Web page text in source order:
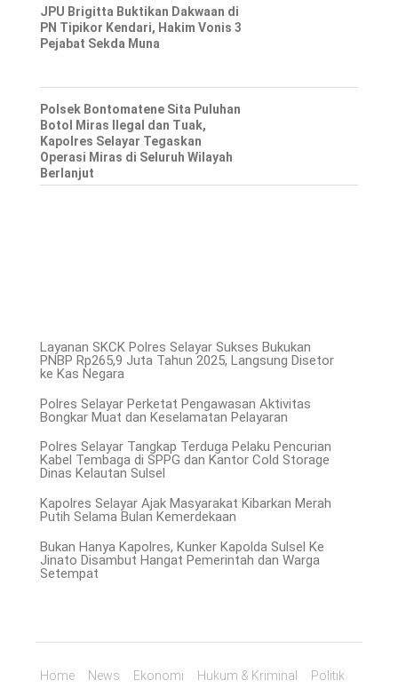
JPU Brigitta Buktikan Dakwaan di
PN Tipikor Kendari, Hakim Vonis 3
Pejabat Sekda Muna
Polsek Bontomatene Sita Puluhan
Botol Miras Ilegal dan Tuak,
Kapolres Selayar Tegaskan
Operasi Miras di Seluruh Wilayah
Berlanjut
Layanan SKCK Polres Selayar Sukses Bukukan
PNBP Rp265,9 Juta Tahun 2025, Langsung Disetor
ke Kas Negara
Polres Selayar Perketat Pengawasan Aktivitas
Bongkar Muat dan Keselamatan Pelayaran
Polres Selayar Tangkap Terduga Pelaku Pencurian
Kabel Tembaga di SPPG dan Kantor Cold Storage
Dinas Kelautan Sulsel
Kapolres Selayar Ajak Masyarakat Kibarkan Merah
Putih Selama Bulan Kemerdekaan
Bukan Hanya Kapolres, Kunker Kapolda Sulsel Ke
Jinato Disambut Hangat Pemerintah dan Warga
Setempat
Home News Ekonomi Hukum & Kriminal Politik